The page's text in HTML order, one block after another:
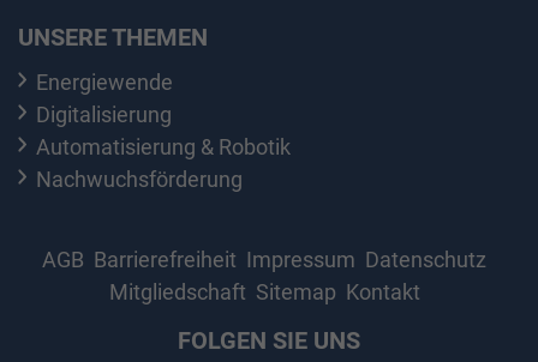
UNSERE THEMEN
Energiewende
Digitalisierung
Automatisierung & Robotik
Nachwuchsförderung
AGB Barrierefreiheit Impressum Datenschutz
Mitgliedschaft Sitemap Kontakt
FOLGEN SIE UNS